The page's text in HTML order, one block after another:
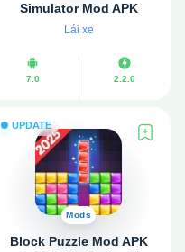
Simulator Mod APK
v2.2.0 (Vô hạn tiền)
Lái xe
7.0 2.2.0
UPDATE
Mods
Block Puzzle Mod APK